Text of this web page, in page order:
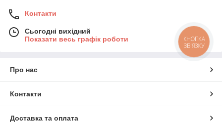
Контакти
Сьогодні вихідний
Показати весь графік роботи
Про нас
Контакти
Доставка та оплата
КНОПКА
ЗВ'ЯЗКУ